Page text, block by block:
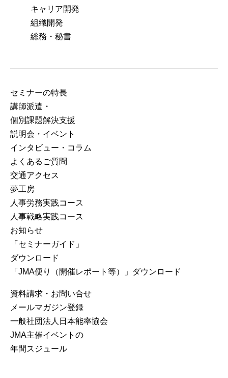
キャリア開発
組織開発
総務・秘書
セミナーの特⻑
講師派遣・
個別課題解決支援
説明会・イベント
インタビュー・コラム
よくあるご質問
交通アクセス
夢工房
人事労務実践コース
人事戦略実践コース
お知らせ
「セミナーガイド」
ダウンロード
「JMA便り（開催レポート等）」ダウンロード
資料請求・お問い合せ
メールマガジン登録
⼀般社団法⼈⽇本能率協会
JMA主催イベントの
年間スジュール